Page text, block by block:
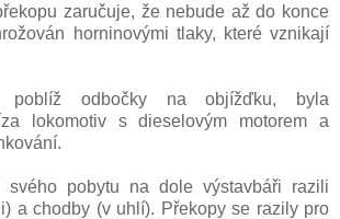
zaručuje, že nebude až do konce
horninovými tlaky, které vznikají
poblíž odbočky na objížďku, byla
lokomotiv s dieselovým motorem a
svého pobytu na dole výstavbáři razili
a chodby (v uhlí). Překopy se razily pro